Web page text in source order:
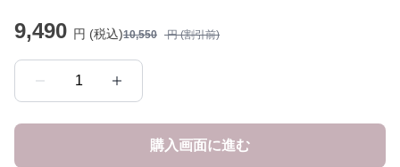
9,490 円 (税込)10,550 円 (割引前)
1
購入画面に進む